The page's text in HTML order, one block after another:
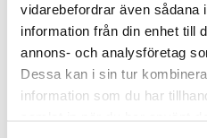
vidarebefordrar även sådana
information från din enhet till
annons- och analysföretag
Dessa kan i sin tur
information som du har
Våra förväntningar